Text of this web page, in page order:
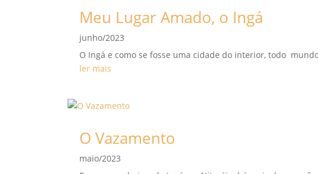
Meu Lugar Amado, o Ingá
junho/2023
O Ingá e como se fosse uma cidade do interior, todo
ler mais
O Vazamento
maio/2023